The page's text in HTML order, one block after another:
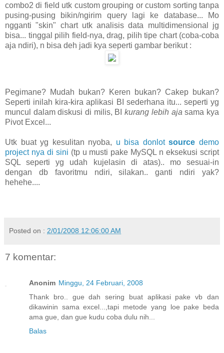
combo2 di field utk custom grouping or custom sorting tanpa
pusing-pusing bikin/ngirim query lagi ke database... Mo
ngganti "skin" chart utk analisis data multidimensional jg
bisa... tinggal pilih field-nya, drag, pilih tipe chart (coba-coba
aja ndiri), n bisa deh jadi kya seperti gambar berikut :
Pegimane? Mudah bukan? Keren bukan? Cakep bukan?
Seperti inilah kira-kira aplikasi BI sederhana itu... seperti yg
muncul dalam diskusi di milis, BIkurang lebih aja sama kya
Pivot Excel...
Utk buat yg kesulitan nyoba, u bisa donlotsource demo
project nya di sini (tp u musti pake MySQL n eksekusi script
SQL seperti yg udah kujelasin di atas).. mo sesuai-in
dengan db favoritmu ndiri, silakan.. ganti ndiri yak?
hehehe....
Posted on : 2/01/2008 12:06:00 AM
7 komentar:
Anonim Minggu, 24 Februari, 2008
Thank bro.. gue dah sering buat aplikasi pake vb dan
dikawinin sama excel...,tapi metode yang loe pake beda
ama gue, dan gue kudu coba dulu nih...
Balas